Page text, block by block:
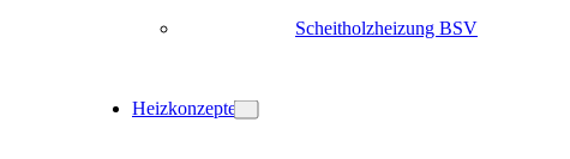
Scheitholzheizung BSV
Heizkonzepte